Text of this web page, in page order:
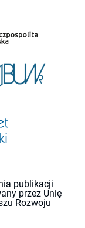
publikacji
przez Unię
Rozwoju